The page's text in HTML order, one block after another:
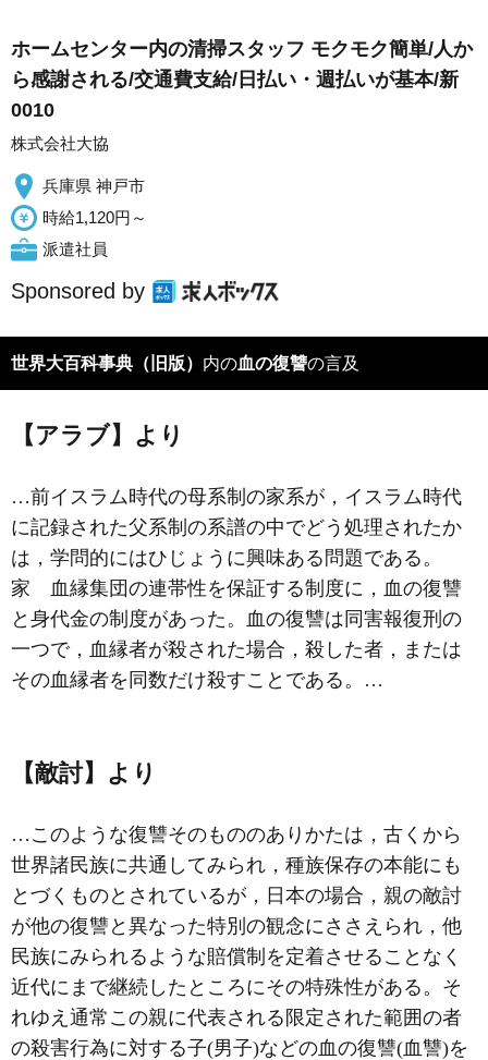
ホームセンター内の清掃スタッフ モクモク簡単/人か
ら感謝される/交通費支給/日払い・週払いが基本/新
0010
株式会社大協
兵庫県 神戸市
時給1,120円～
派遣社員
Sponsored by
世界大百科事典（旧版） 内の血の復讐の言及
【アラブ】より
…前イスラム時代の母系制の家系が，イスラム時代
に記録された父系制の系譜の中でどう処理されたか
は，学問的にはひじょうに興味ある問題である。
家 血縁集団の連帯性を保証する制度に，血の復讐
と身代金の制度があった。血の復讐は同害報復刑の
一つで，血縁者が殺された場合，殺した者，または
その血縁者を同数だけ殺すことである。…
【敵討】より
…このような復讐そのもののありかたは，古くから
世界諸民族に共通してみられ，種族保存の本能にも
とづくものとされているが，日本の場合，親の敵討
が他の復讐と異なった特別の観念にささえられ，他
民族にみられるような賠償制を定着させることなく
近代にまで継続したところにその特殊性がある。そ
れゆえ通常この親に代表される限定された範囲の者
の殺害行為に対する子(男子)などの血の復讐(血讐)を